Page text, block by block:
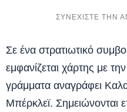
Σε ένα στρατιωτικό
εμφανίζεται χάρτης με
γράμματα αναγράφει
Μπέρκλεϊ. Σημειώνονται